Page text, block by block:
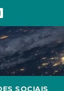
SOCIAIS